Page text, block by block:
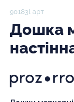
90183l арт
Дошка